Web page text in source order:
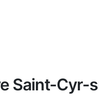
Saint-Cyr-